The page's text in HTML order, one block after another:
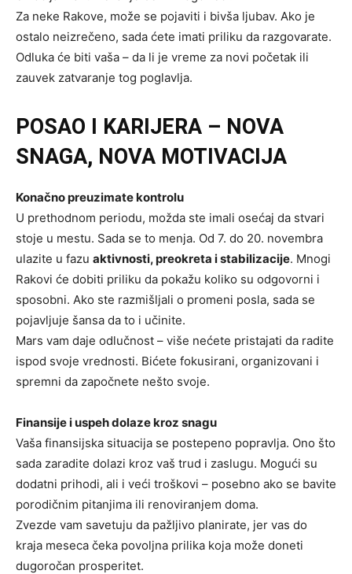
Za neke Rakove, može se pojaviti i bivša ljubav. Ako je
ostalo neizrečeno, sada ćete imati priliku da razgovarate.
Odluka će biti vaša – da li je vreme za novi početak ili
zauvek zatvaranje tog poglavlja.
POSAO I KARIJERA – NOVA
SNAGA, NOVA MOTIVACIJA
Konačno preuzimate kontrolu
U prethodnom periodu, možda ste imali osećaj da stvari
stoje u mestu. Sada se to menja. Od 7. do 20. novembra
ulazite u fazu aktivnosti, preokreta i stabilizacije. Mnogi
Rakovi će dobiti priliku da pokažu koliko su odgovorni i
sposobni. Ako ste razmišljali o promeni posla, sada se
pojavljuje šansa da to i učinite.
Mars vam daje odlučnost – više nećete pristajati da radite
ispod svoje vrednosti. Bićete fokusirani, organizovani i
spremni da započnete nešto svoje.
Finansije i uspeh dolaze kroz snagu
Vaša finansijska situacija se postepeno popravlja. Ono što
sada zaradite dolazi kroz vaš trud i zaslugu. Mogući su
dodatni prihodi, ali i veći troškovi – posebno ako se bavite
porodičnim pitanjima ili renoviranjem doma.
Zvezde vam savetuju da pažljivo planirate, jer vas do
kraja meseca čeka povoljna prilika koja može doneti
dugoročan prosperitet.